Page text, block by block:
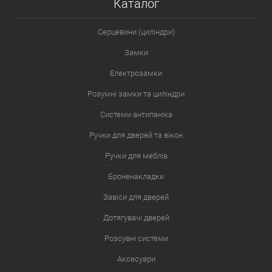
Каталог
Серцевини (циліндри)
Замки
Електрозамки
Розумні замки та циліндри
Системи антипаніка
Ручки для дверей та вікон
Ручки для меблів
Броненакладки
Завіси для дверей
Дотягувачі дверей
Розсувні системи
Аксесуари